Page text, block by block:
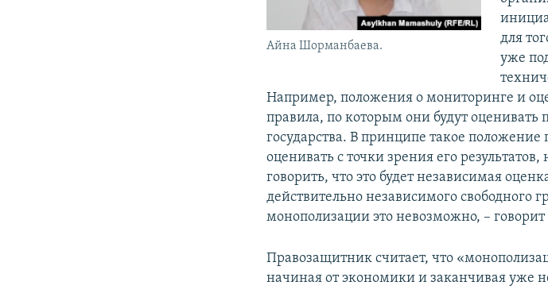
Айна Шорманбаева.
для
уже
Например, положения о мониторинге и
правила, по которым они будут
государства. В принципе такое
оценивать с точки зрения его
говорить, что это будет независимая
действительно независимого свободного
монополизации это невозможно, –
Правозащитник считает, что
начиная от экономики и заканчивая уже